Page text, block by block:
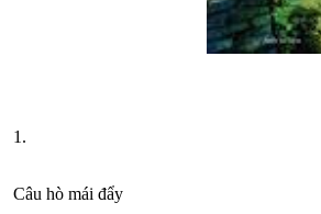
1.
Câu hò mái đẩy